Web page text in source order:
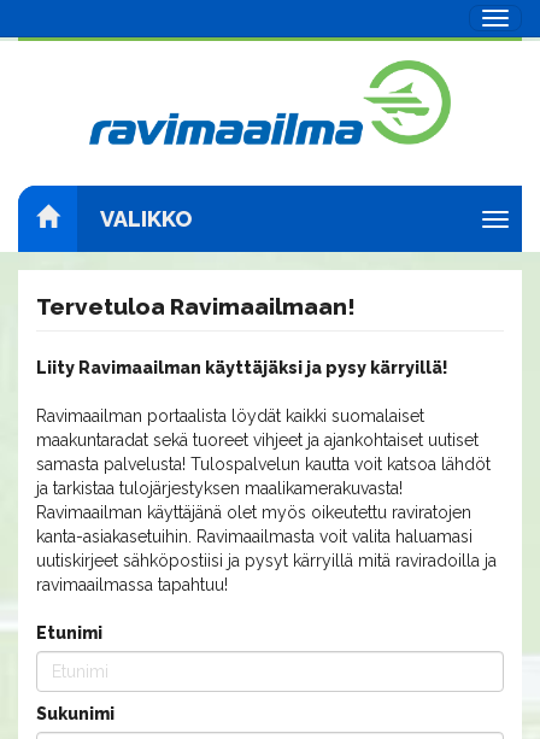
VALIKKO
Tervetuloa Ravimaailmaan!
Liity Ravimaailman käyttäjäksi ja pysy kärryillä!
Ravimaailman portaalista löydät kaikki suomalaiset
maakuntaradat sekä tuoreet vihjeet ja ajankohtaiset uutiset
samasta palvelusta! Tulospalvelun kautta voit katsoa lähdöt
ja tarkistaa tulojärjestyksen maalikamerakuvasta!
Ravimaailman käyttäjänä olet myös oikeutettu raviratojen
kanta-asiakasetuihin. Ravimaailmasta voit valita haluamasi
uutiskirjeet sähköpostiisi ja pysyt kärryillä mitä raviradoilla ja
ravimaailmassa tapahtuu!
Etunimi
Sukunimi